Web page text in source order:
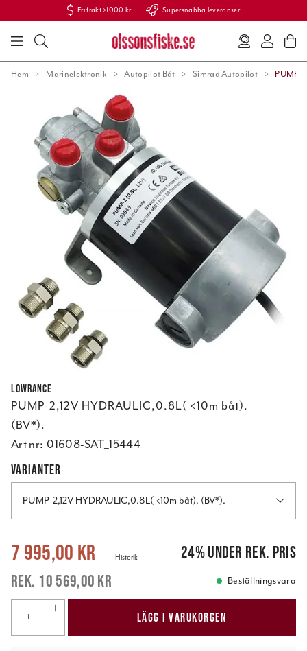
Fri frakt >1000 kr Supersnabba leveranser
Hem Marinelektronik Autopilot Båt Simrad Autopilot PUMP-
Lowrance
PUMP-2,12V HYDRAULIC,0.8L( <10m båt).
(BV*).
Art nr: 01608-SAT_15444
VARIANTER
PUMP-2,12V HYDRAULIC,0.8L( <10m båt). (BV*).
Nuvarande pris: 7 995,00 kr 10 569,00 kr
7 995,00 kr
10 569,00 kr
Historik 24%under rek. pris
Beställningsvara
LÄGG I VARUKORGEN